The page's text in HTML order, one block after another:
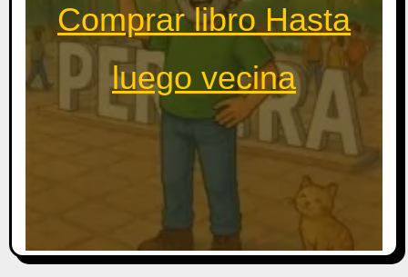
Comprar libro Hasta
luego vecina